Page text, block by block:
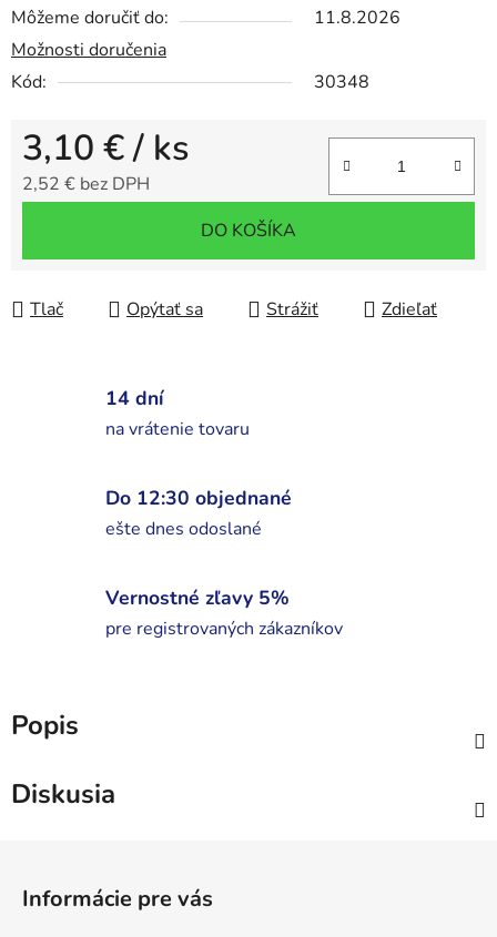
Môžeme doručiť do:
11.8.2026
Možnosti doručenia
Kód:
30348
3,10 €/ ks
2,52 € bez DPH
DO KOŠÍKA
Tlač Opýtať sa Strážiť Zdieľať
14 dní
na vrátenie tovaru
Do 12:30 objednané
ešte dnes odoslané
Vernostné zľavy 5%
pre registrovaných zákazníkov
Popis
Diskusia
Informácie pre vás